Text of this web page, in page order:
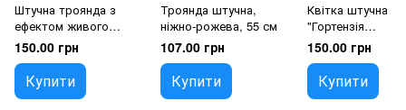
Штучна троянда з
ефектом живого
дотику, червона, 50 см
150.00 грн
Купити
Троянда штучна,
ніжно-рожева, 55 см
107.00 грн
Купити
Квітка штучна
"Гортензія
двокольорова"
150.00 грн
Купити